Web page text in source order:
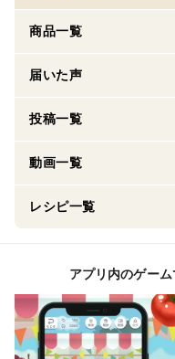
商品一覧
届いた声
投稿一覧
動画一覧
レシピ一覧
アプリ内のゲー